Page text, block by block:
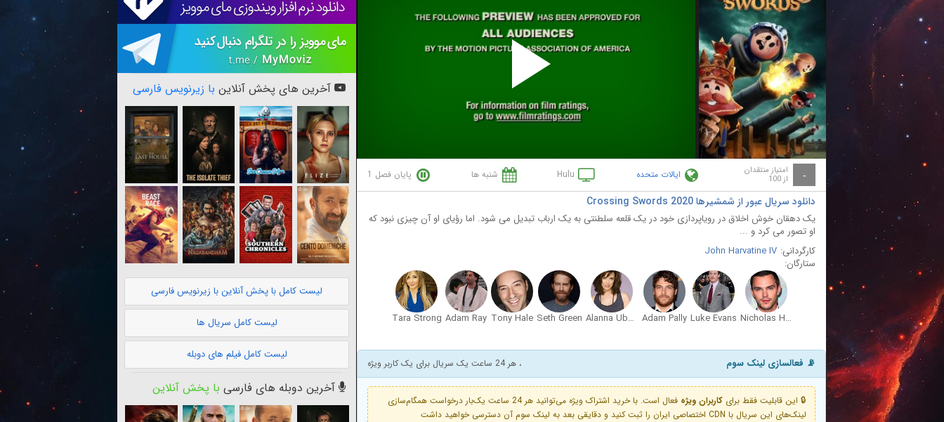
Play
Video
- امتیاز منتقدان
از 100 ایالات متحده Hulu شنبه ها پایان فصل 1
دانلود سریال عبور از شمشیرها Crossing Swords 2020
یک دهقان خوش اخلاق در رویاپردازی خود در یک قلعه سلطنتی به یک ارباب تبدیل می شود. اما رؤیای او آن چیزی نبود که
او تصور می کرد و ...
کارگردانی: John Harvatine IV
ستارگان:
Nicholas Hoult
Luke Evans
Adam Pally
Alanna Ubach
Seth Green
Tony Hale
Adam Ray
Tara Strong
📡 فعالسازی لینک سوم ، هر 24 ساعت یک سریال برای یک کاربر ویژه
🔒 این قابلیت فقط برای کاربران ویژه
فعال است. با خرید اشتراک ویژه می‌توانید هر 24 ساعت یک‌بار درخواست همگام‌سازی
لینک‌های این سریال با CDN اختصاصی ایران را ثبت کنید و دقایقی بعد به لینک سوم آن دسترسی خواهید داشت
آخرین های پخش آنلاین با زیرنویس فارسی
لیست کامل با پخش آنلاین با زیرنویس فارسی
لیست کامل سریال ها
لیست کامل فیلم های دوبله
آخرین دوبله های فارسی با پخش آنلاین